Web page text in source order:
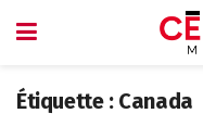
Étiquette : Canada